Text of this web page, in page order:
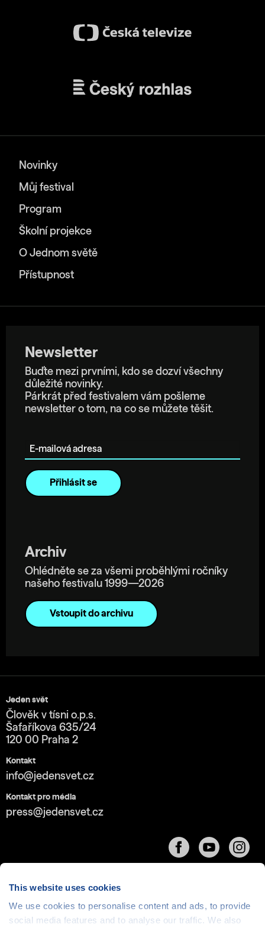
This website uses cookies
We use cookies to personalise content and ads, to provide
social media features and to analyse our traffic. We also
Novinky
Můj festival
Program
Školní projekce
O Jednom světě
Přístupnost
Newsletter
Buďte mezi prvními, kdo se dozví všechny
důležité novinky.
Párkrát před festivalem vám pošleme
newsletter o tom, na co se můžete těšit.
Archiv
Ohlédněte se za všemi proběhlými ročníky
našeho festivalu 1999—2026
Vstoupit do archivu
Jeden svět
Člověk v tísni o.p.s.
Šafaříkova 635/24
120 00 Praha 2
Kontakt
info@jedensvet.cz
Kontakt pro média
press@jedensvet.cz
Cookies| © 1999-2026 Člověk v tísni o.p.s., web běží